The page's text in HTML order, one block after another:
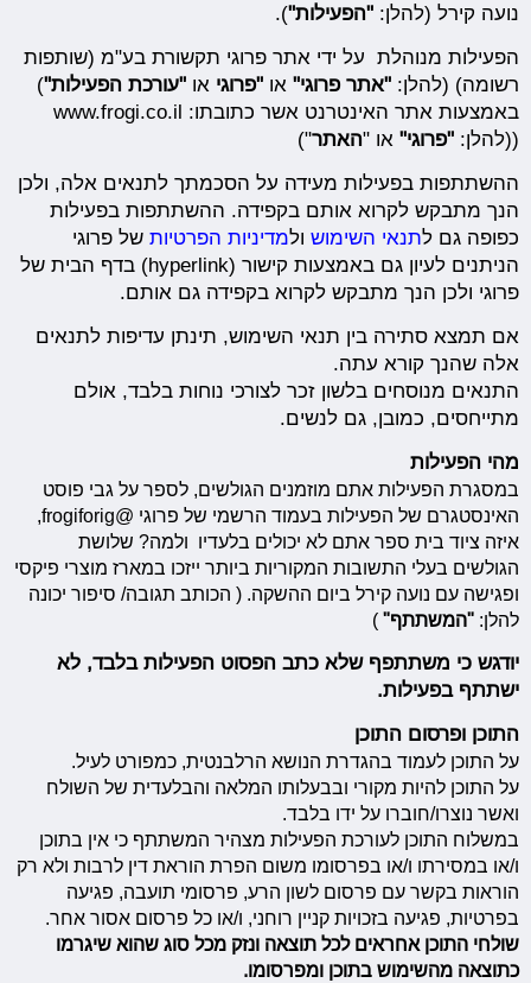
נועה קירל (להלן:"הפעילות").
הפעילות מנוהלת על ידי אתר פרוגי תקשורת בע"מ (שותפות
רשומה) (להלן:"אתר פרוגי" או "פרוגי או "עורכת הפעילות"
)
באמצעות אתר האינטרנט אשר כתובתו: www.frogi.co.il
((להלן:"פרוגי" או "האתר")
ההשתתפות בפעילות מעידה על הסכמתך לתנאים אלה, ולכן
הנך מתבקש לקרוא אותם בקפידה. ההשתתפות בפעילות
כפופה גם לתנאי השימוש ולמדיניות הפרטיות של פרוגי
הניתנים לעיון גם באמצעות קישור (hyperlink) בדף הבית של
פרוגי ולכן הנך מתבקש לקרוא בקפידה גם אותם.
אם תמצא סתירה בין תנאי השימוש, תינתן עדיפות לתנאים
אלה שהנך קורא עתה.
התנאים מנוסחים בלשון זכר לצורכי נוחות בלבד, אולם
מתייחסים, כמובן, גם לנשים.
מהי הפעילות
במסגרת הפעילות אתם מוזמנים הגולשים, לספר על גבי פוסט
האינסטגרם של הפעילות בעמוד הרשמי של פרוגי @frogiforig,
איזה ציוד בית ספר אתם לא יכולים בלעדיו ולמה? שלושת
הגולשים בעלי התשובות המקוריות ביותר ייזכו במארז מוצרי פיקסי
ופגישה עם נועה קירל ביום ההשקה. ( הכותב תגובה/ סיפור יכונה
להלן:"המשתתף" )
יודגש כי משתתפף שלא כתב הפסוט הפעילות בלבד, לא
ישתתף בפעילות.
התוכן ופרסום התוכן
על התוכן לעמוד בהגדרת הנושא הרלבנטית, כמפורט לעיל.
על התוכן להיות מקורי ובבעלותו המלאה והבלעדית של השולח
ואשר נוצרו/חוברו על ידו בלבד.
במשלוח התוכן לעורכת הפעילות מצהיר המשתתף כי אין בתוכן
ו/או במסירתו ו/או בפרסומו משום הפרת הוראת דין לרבות ולא רק
הוראות בקשר עם פרסום לשון הרע, פרסומי תועבה, פגיעה
בפרטיות, פגיעה בזכויות קניין רוחני, ו/או כל פרסום אסור אחר.
שולחי התוכן אחראים לכל תוצאה ונזק מכל סוג שהוא שיגרמו
כתוצאה מהשימוש בתוכן ומפרסומו.